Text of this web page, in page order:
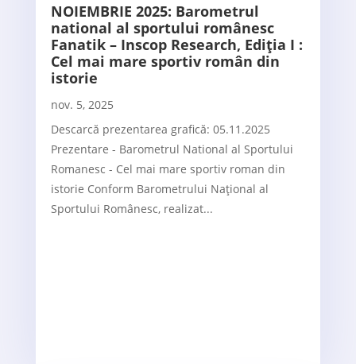
NOIEMBRIE 2025: Barometrul
national al sportului românesc
Fanatik – Inscop Research, Ediția I :
Cel mai mare sportiv român din
istorie
nov. 5, 2025
Descarcă prezentarea grafică: 05.11.2025
Prezentare - Barometrul National al Sportului
Romanesc - Cel mai mare sportiv roman din
istorie Conform Barometrului Național al
Sportului Românesc, realizat...